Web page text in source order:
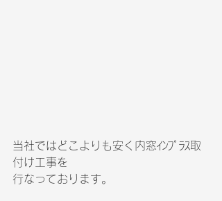
当社ではどこよりも安く内窓ｲﾝﾌﾟﾗｽ取
付け工事を
行なっております。